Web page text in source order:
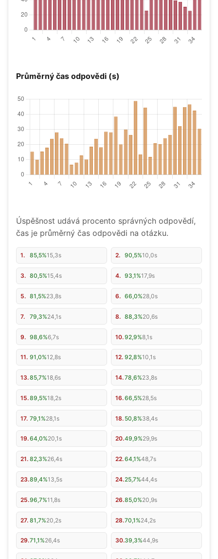
Průměrný čas odpovědi (s)
Úspěšnost udává procento správných odpovědí,
čas je průměrný čas odpovědi na otázku.
1. 85,5%15,3s 2. 90,5%10,0s
3. 80,5%15,4s 4. 93,1%17,9s
5. 81,5%23,8s 6. 66,0%28,0s
7. 79,3%24,1s 8. 88,3%20,6s
9. 98,6%6,7s 10.92,9%8,1s
11. 91,0%12,8s 12. 92,8%10,1s
13.85,7%18,6s 14.78,6%23,8s
15.89,5%18,2s 16.66,5%28,5s
17. 79,1%28,1s 18. 50,8%38,4s
19.64,0%20,1s 20.49,9%29,9s
21. 82,3%26,4s 22.64,1%48,7s
23.89,4%13,5s 24.25,7%44,4s
25.96,7%11,8s 26.85,0%20,9s
27. 81,7%20,2s 28.70,1%24,2s
29.71,1%26,4s 30.39,3%44,9s